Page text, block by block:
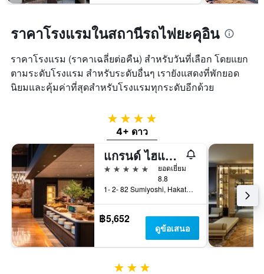
ราคาโรงแรมในสถานีรถไฟยะคุอิน
ราคาโรงแรม (ราคาเฉลี่ยต่อคืน) สำหรับวันที่เลือก โดยแยก
ตามระดับโรงแรม สำหรับระดับอื่นๆ เรายังแสดงที่พักยอด
นิยมและคุ้มค่าที่สุดสำหรับโรงแรมทุกระดับอีกด้วย
4 ดาว
4+ ดาว
แกรนด์ ไฮแอท ฟุกุโอกะ
5 ดาว
ยอดเยี่ยม
8.8
1- 2- 82 Sumiyoshi, Hakata- Ku, ฟุกุโอกะ, ญี่ปุ่น
฿5,652
ดูข้อเสนอ
3 ดาว